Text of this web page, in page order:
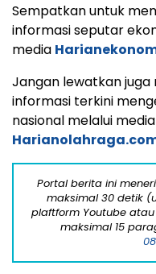
Sempatkan untuk
informasi seputar
media
Jangan lewatkan
informasi terkini
nasional melalui media
Portal berita ini
maksimal 30 detik
plaftform Youtube
maksimal 15